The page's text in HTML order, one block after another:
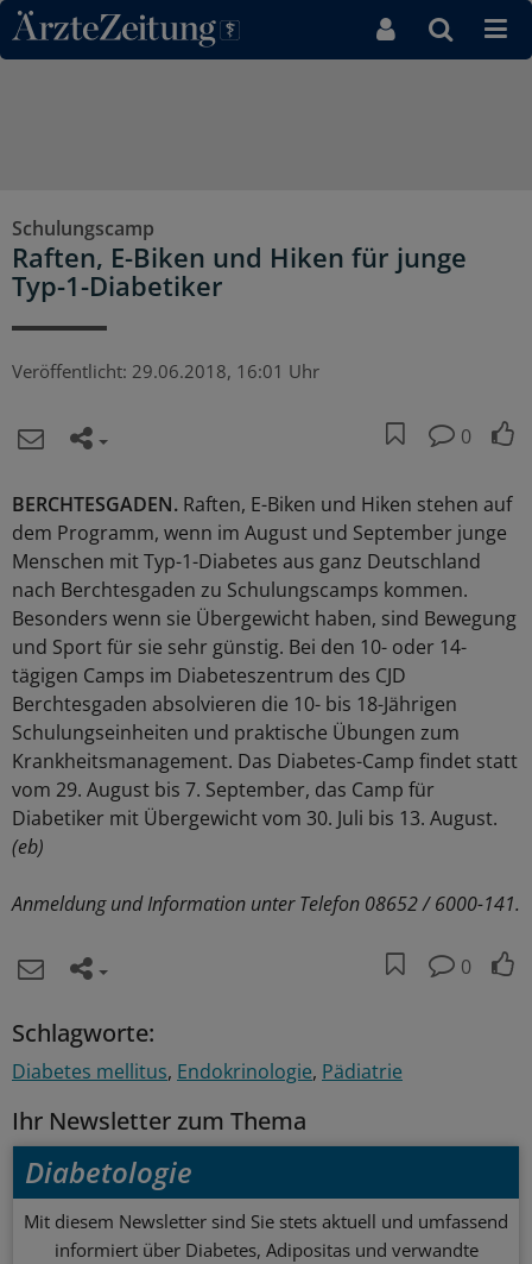
Direkt zum Inhaltsbereich
Schulungscamp
Raften, E-Biken und Hiken für junge
Typ-1-Diabetiker
Veröffentlicht: 29.06.2018, 16:01 Uhr
0
BERCHTESGADEN. Raften, E-Biken und Hiken stehen auf
dem Programm, wenn im August und September junge
Menschen mit Typ-1-Diabetes aus ganz Deutschland
nach Berchtesgaden zu Schulungscamps kommen.
Besonders wenn sie Übergewicht haben, sind Bewegung
und Sport für sie sehr günstig. Bei den 10- oder 14-
tägigen Camps im Diabeteszentrum des CJD
Berchtesgaden absolvieren die 10- bis 18-Jährigen
Schulungseinheiten und praktische Übungen zum
Krankheitsmanagement. Das Diabetes-Camp findet statt
vom 29. August bis 7. September, das Camp für
Diabetiker mit Übergewicht vom 30. Juli bis 13. August.
(eb)
Anmeldung und Information unter Telefon 08652 / 6000-141.
0
Schlagworte:
Diabetes mellitus Endokrinologie Pädiatrie
Ihr Newsletter zum Thema
Diabetologie
Mit diesem Newsletter sind Sie stets aktuell und umfassend
informiert über Diabetes, Adipositas und verwandte